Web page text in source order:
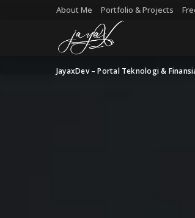
About Me Portfolio & Projects
JayaxDev – Portal Teknologi &